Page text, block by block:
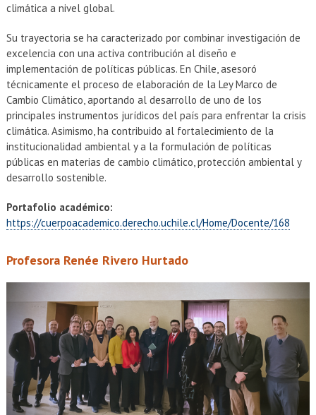
climática a nivel global.
Su trayectoria se ha caracterizado por combinar investigación de
excelencia con una activa contribución al diseño e
implementación de políticas públicas. En Chile, asesoró
técnicamente el proceso de elaboración de la Ley Marco de
Cambio Climático, aportando al desarrollo de uno de los
principales instrumentos jurídicos del país para enfrentar la crisis
climática. Asimismo, ha contribuido al fortalecimiento de la
institucionalidad ambiental y a la formulación de políticas
públicas en materias de cambio climático, protección ambiental y
desarrollo sostenible.
Portafolio académico:
https://cuerpoacademico.derecho.uchile.cl/Home/Docente/168
Profesora Renée Rivero Hurtado